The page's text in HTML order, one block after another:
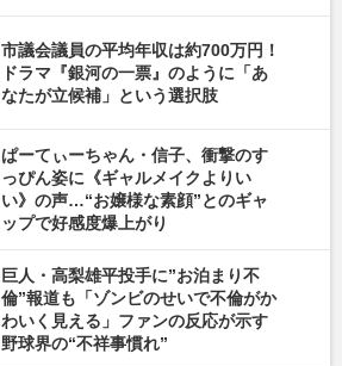
市議会議員の平均年収は約700万円！
ドラマ『銀河の一票』のように「あ
なたが立候補」という選択肢
ぱーてぃーちゃん・信子、衝撃のす
っぴん姿に《ギャルメイクよりい
い》の声…“お嬢様な素顔”とのギャ
ップで好感度爆上がり
巨人・高梨雄平投手に”お泊まり不
倫”報道も「ゾンビのせいで不倫がか
わいく見える」ファンの反応が示す
野球界の“不祥事慣れ”